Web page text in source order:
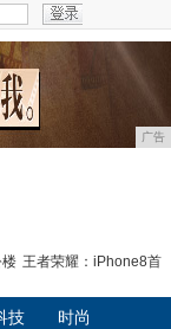
广告
楼 王者荣耀：iPhone8首
技 时尚